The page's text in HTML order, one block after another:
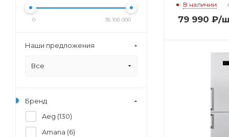
В наличии
79 990 ₽/
0 35 100 000
Наши предложения
Все
Бренд
Aeg (130)
Amana (6)